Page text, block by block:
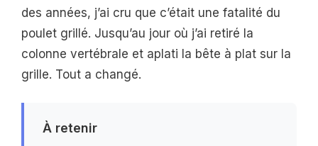
des années, j’ai cru que c’était une fatalité du
poulet grillé. Jusqu’au jour où j’ai retiré la
colonne vertébrale et aplati la bête à plat sur la
grille. Tout a changé.
À retenir